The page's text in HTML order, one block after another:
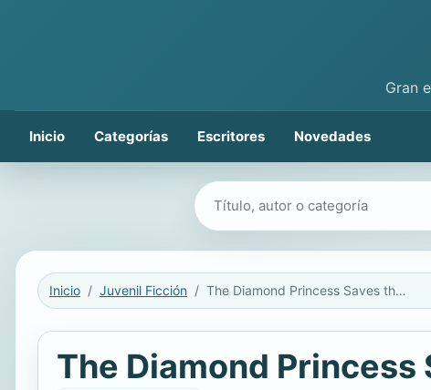
Gran
Inicio Categorías Escritores Novedades
Buscar libros
Inicio Juvenil Ficción The Diamond Princess Saves the Day (Jewel Kingdom #4)
The Diamond